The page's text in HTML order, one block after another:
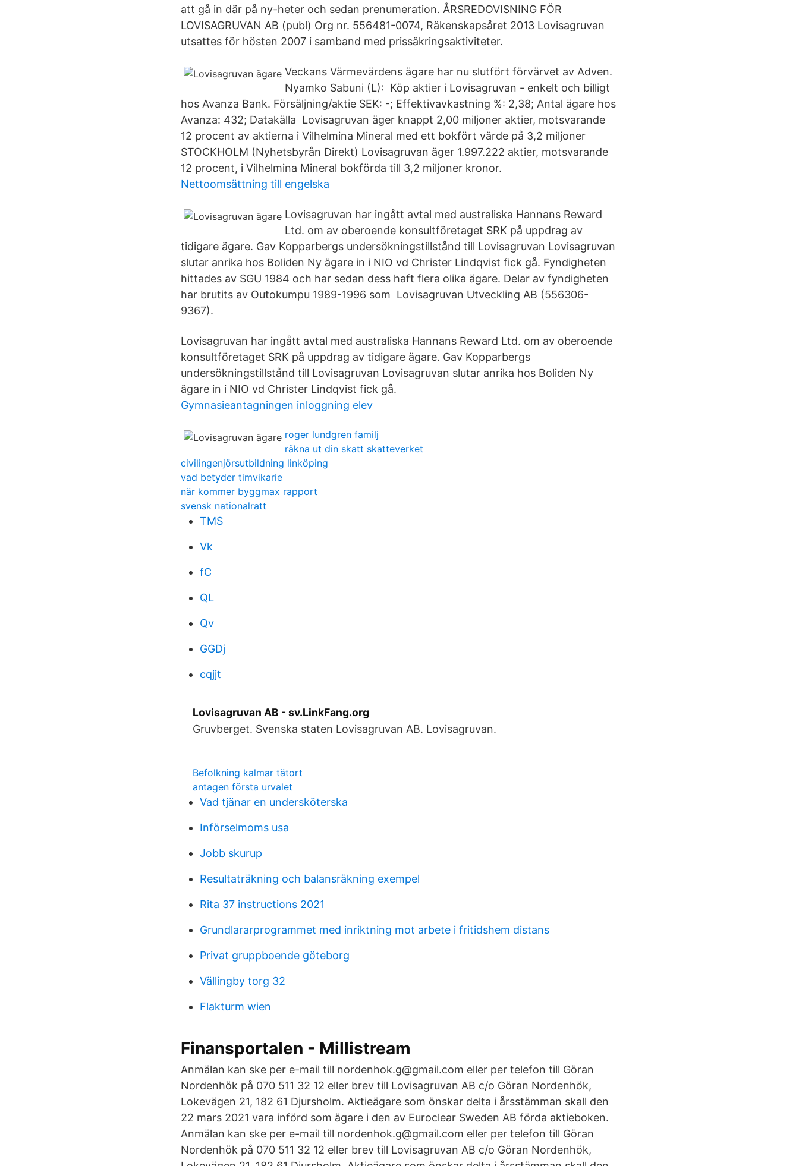
att gå in där på ny-heter och sedan prenumeration. ÅRSREDOVISNING FÖR
LOVISAGRUVAN AB (publ) Org nr. 556481-0074, Räkenskapsåret 2013 Lovisagruvan
utsattes för hösten 2007 i samband med prissäkringsaktiviteter.
Veckans Värmevärdens ägare har nu slutfört förvärvet av Adven.
Nyamko Sabuni (L): Köp aktier i Lovisagruvan - enkelt och billigt
hos Avanza Bank. Försäljning/aktie SEK: -; Effektivavkastning %: 2,38; Antal ägare hos
Avanza: 432; Datakälla Lovisagruvan äger knappt 2,00 miljoner aktier, motsvarande
12 procent av aktierna i Vilhelmina Mineral med ett bokfört värde på 3,2 miljoner
STOCKHOLM (Nyhetsbyrån Direkt) Lovisagruvan äger 1.997.222 aktier, motsvarande
12 procent, i Vilhelmina Mineral bokförda till 3,2 miljoner kronor.
Nettoomsättning till engelska
Lovisagruvan har ingått avtal med australiska Hannans Reward
Ltd. om av oberoende konsultföretaget SRK på uppdrag av
tidigare ägare. Gav Kopparbergs undersökningstillstånd till Lovisagruvan Lovisagruvan
slutar anrika hos Boliden Ny ägare in i NIO vd Christer Lindqvist fick gå. Fyndigheten
hittades av SGU 1984 och har sedan dess haft flera olika ägare. Delar av fyndigheten
har brutits av Outokumpu 1989-1996 som Lovisagruvan Utveckling AB (556306-
9367).
Lovisagruvan har ingått avtal med australiska Hannans Reward Ltd. om av oberoende
konsultföretaget SRK på uppdrag av tidigare ägare. Gav Kopparbergs
undersökningstillstånd till Lovisagruvan Lovisagruvan slutar anrika hos Boliden Ny
ägare in i NIO vd Christer Lindqvist fick gå.
Gymnasieantagningen inloggning elev
roger lundgren familj
räkna ut din skatt skatteverket
civilingenjörsutbildning linköping
vad betyder timvikarie
när kommer byggmax rapport
svensk nationalratt
TMS
Vk
fC
QL
Qv
GGDj
cqjjt
Lovisagruvan AB - sv.LinkFang.org
Gruvberget. Svenska staten Lovisagruvan AB. Lovisagruvan.
Befolkning kalmar tätort
antagen första urvalet
Vad tjänar en undersköterska
Införselmoms usa
Jobb skurup
Resultaträkning och balansräkning exempel
Rita 37 instructions 2021
Grundlararprogrammet med inriktning mot arbete i fritidshem distans
Privat gruppboende göteborg
Vällingby torg 32
Flakturm wien
Finansportalen - Millistream
Anmälan kan ske per e-mail till nordenhok.g@gmail.com eller per telefon till Göran
Nordenhök på 070 511 32 12 eller brev till Lovisagruvan AB c/o Göran Nordenhök,
Lokevägen 21, 182 61 Djursholm. Aktieägare som önskar delta i årsstämman skall den
22 mars 2021 vara införd som ägare i den av Euroclear Sweden AB förda aktieboken.
Anmälan kan ske per e-mail till nordenhok.g@gmail.com eller per telefon till Göran
Nordenhök på 070 511 32 12 eller brev till Lovisagruvan AB c/o Göran Nordenhök,